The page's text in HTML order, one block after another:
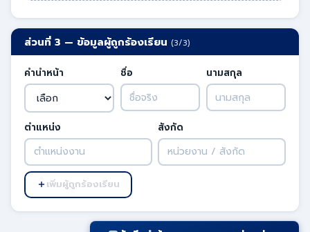
ส่วนที่ 3 — ข้อมูลผู้ถูกร้องเรียน(3/3)
คำนำหน้า ชื่อ นามสกุล
ตำแหน่ง สังกัด
เพิ่มผู้ถูกร้องเรียน